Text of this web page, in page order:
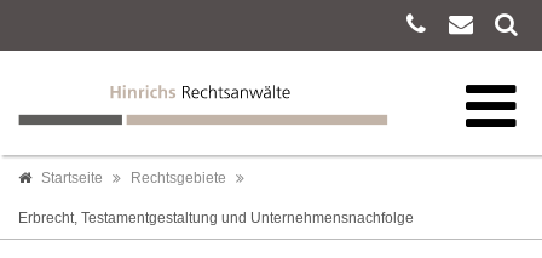
Startseite Rechtsgebiete
Erbrecht, Testamentgestaltung und Unternehmensnachfolge